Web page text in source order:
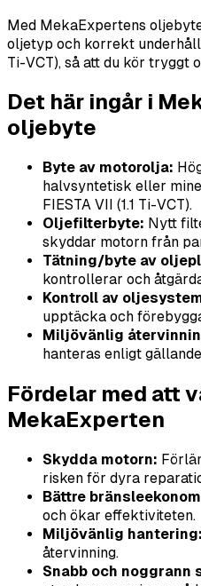
Med MekaExpertens
oljetyp och korrekt underhåll
Ti-VCT), så att du kör tryggt
Det här ingår i
oljebyte
Byte av motorolja:
halvsyntetisk eller
FIESTA VII (1.1 Ti-VCT).
Oljefilterbyte: Nytt
skyddar motorn från
Tätning/byte av
kontrollerar och
Kontroll av
upptäcka och
Miljövänlig
hanteras enligt
Fördelar med att
MekaExperten
Skydda motorn:
risken för dyra
Bättre
och ökar effektiviteten.
Miljövänlig hantering:
återvinning.
Snabb och noggrann